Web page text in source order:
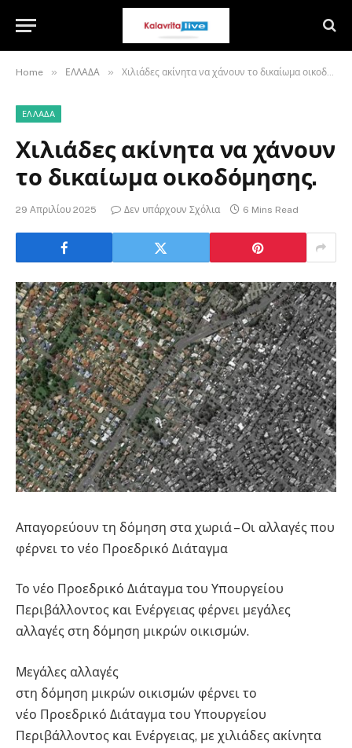
Home » ΕΛΛΑΔΑ » Χιλιάδες ακίνητα να χάνουν το δικαίωμα οικοδόμησης.
ΕΛΛΑΔΑ
Χιλιάδες ακίνητα να χάνουν
το δικαίωμα οικοδόμησης.
29 Απριλίου 2025 Δεν υπάρχουν Σχόλια 6 Mins Read
Απαγορεύουν τη δόμηση στα χωριά – Οι αλλαγές που
φέρνει το νέο Προεδρικό Διάταγμα
Το νέο Προεδρικό Διάταγμα του Υπουργείου
Περιβάλλοντος και Ενέργειας φέρνει μεγάλες
αλλαγές στη δόμηση μικρών οικισμών.
Μεγάλες αλλαγές
στη δόμηση μικρών οικισμών φέρνει το
νέο Προεδρικό Διάταγμα του Υπουργείου
Περιβάλλοντος και Ενέργειας, με χιλιάδες ακίνητα